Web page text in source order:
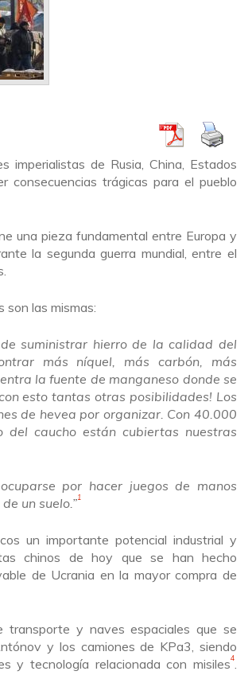
imperialistas de Rusia, China, Estados
consecuencias trágicas para el pueblo
una pieza fundamental entre Europa y
la segunda guerra mundial, entre el
son las mismas:
suministrar hierro de la calidad del
más níquel, más carbón, más
la fuente de manganeso donde se
esto tantas otras posibilidades! Los
de hevea por organizar. Con 40.000
caucho están cubiertas nuestras
por hacer juegos de manos
un suelo.”1
un importante potencial industrial y
chinos de hoy que se han hecho
de Ucrania en la mayor compra de
transporte y naves espaciales que se
y los camiones de KPa3, siendo
y tecnología relacionada con misiles4.